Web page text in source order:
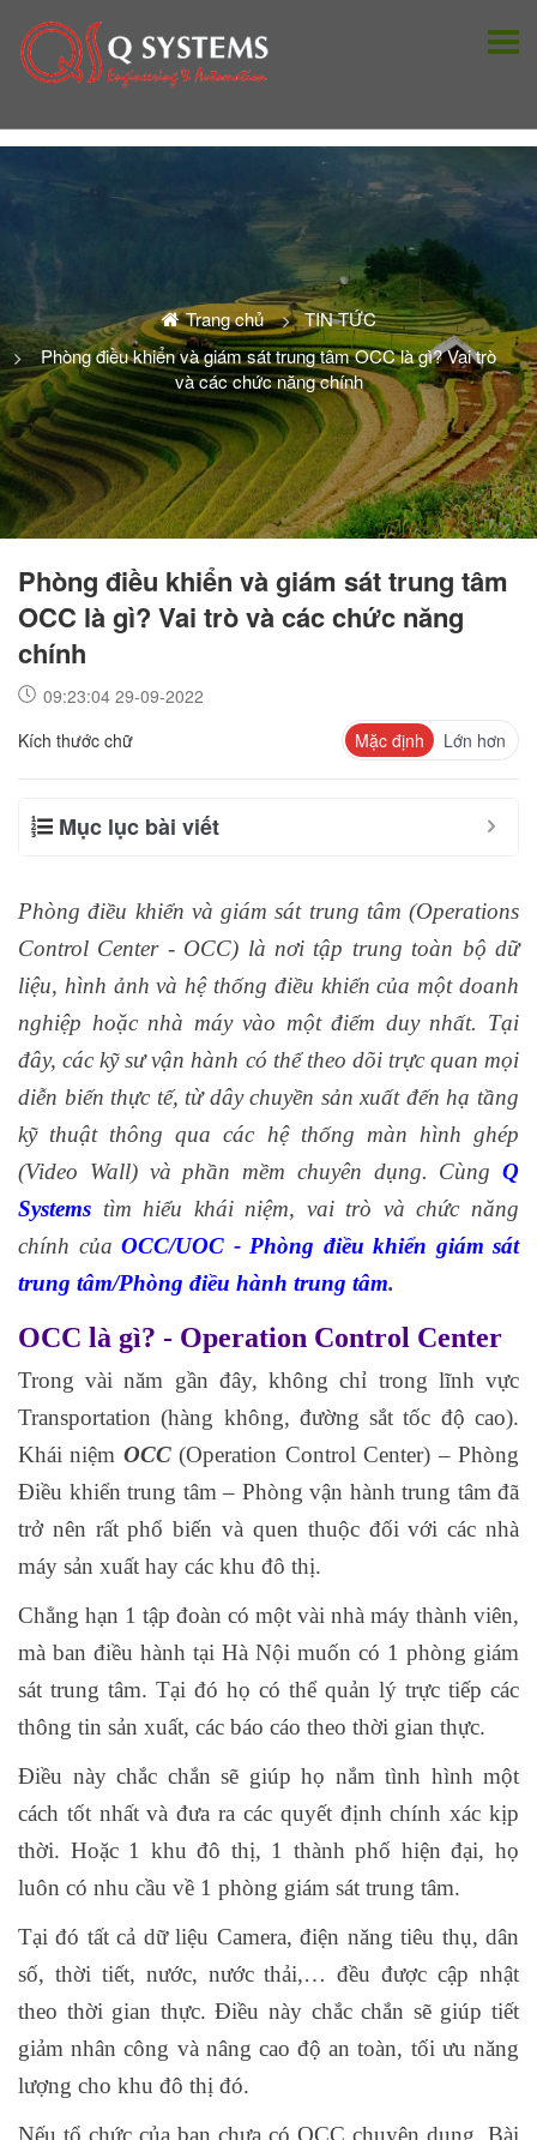
Trang chủ
TIN TỨC
Phòng điều khiển và giám sát trung tâm OCC là gì? Vai trò
và các chức năng chính
Phòng điều khiển và giám sát trung tâm
OCC là gì? Vai trò và các chức năng
chính
09:23:04 29-09-2022
Kích thước chữ
Mặc định Lớn hơn
Mục lục bài viết
Phòng điều khiển và giám sát trung tâm (Operations
Control Center - OCC) là nơi tập trung toàn bộ dữ
liệu, hình ảnh và hệ thống điều khiển của một doanh
nghiệp hoặc nhà máy vào một điểm duy nhất. Tại
đây, các kỹ sư vận hành có thể theo dõi trực quan mọi
diễn biến thực tế, từ dây chuyền sản xuất đến hạ tầng
kỹ thuật thông qua các hệ thống màn hình ghép
(Video Wall) và phần mềm chuyên dụng.​ Cùng Q
Systems tìm hiểu khái niệm, vai trò và chức năng
chính của OCC/UOC - Phòng điều khiển giám sát
trung tâm/Phòng điều hành trung tâm.
OCC là gì? - Operation Control Center
Trong vài năm gần đây, không chỉ trong lĩnh vực
Transportation (hàng không, đường sắt tốc độ cao).
Khái niệm OCC(Operation Control Center) – Phòng
Điều khiển trung tâm – Phòng vận hành trung tâm đã
trở nên rất phổ biến và quen thuộc đối với các nhà
máy sản xuất hay các khu đô thị.
Chẳng hạn 1 tập đoàn có một vài nhà máy thành viên,
mà ban điều hành tại Hà Nội muốn có 1 phòng giám
sát trung tâm. Tại đó họ có thể quản lý trực tiếp các
thông tin sản xuất, các báo cáo theo thời gian thực.
Điều này chắc chắn sẽ giúp họ nắm tình hình một
cách tốt nhất và đưa ra các quyết định chính xác kịp
thời. Hoặc 1 khu đô thị, 1 thành phố hiện đại, họ
luôn có nhu cầu về 1 phòng giám sát trung tâm.
Tại đó tất cả dữ liệu Camera, điện năng tiêu thụ, dân
số, thời tiết, nước, nước thải,… đều được cập nhật
theo thời gian thực. Điều này chắc chắn sẽ giúp tiết
giảm nhân công và nâng cao độ an toàn, tối ưu năng
lượng cho khu đô thị đó.
Nếu tổ chức của bạn chưa có OCC chuyên dụng. Bài